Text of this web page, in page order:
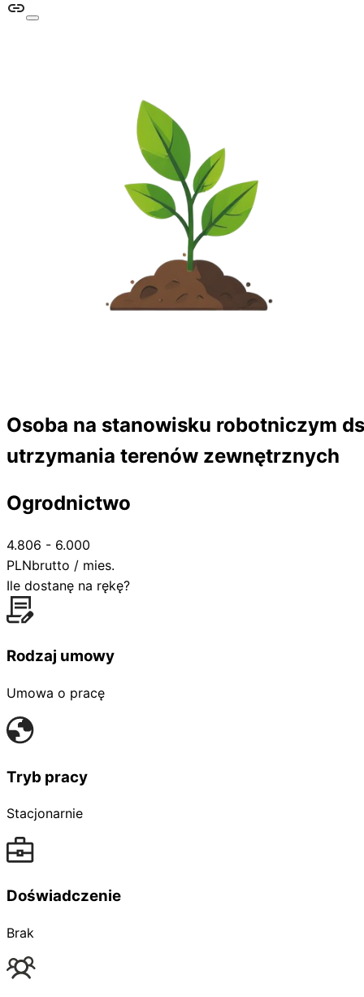
Osoba na stanowisku robotniczym
utrzymania terenów zewnętrznych
Ogrodnictwo
4.806 - 6.000
PLNbrutto / mies.
Ile dostanę na rękę?
Rodzaj umowy
Umowa o pracę
Tryb pracy
Stacjonarnie
Doświadczenie
Brak